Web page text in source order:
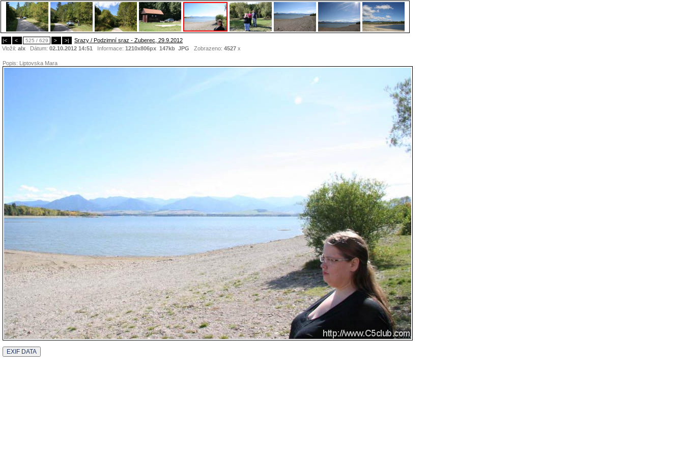
|< < 525 / 629 > >|
Srazy / Podzimní sraz - Zuberec, 29.9.2012
Vložil: alx Dátum: 02.10.2012 14:51 Informace: 1210x806px 147kb JPG Zobrazeno: 4527 x
Popis: Liptovska Mara